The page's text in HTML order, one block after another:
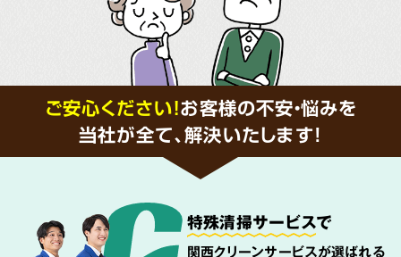
ご安心ください！お客様の不安・悩みを
当社が全て、解決いたします!
特殊清掃サービスで
関西クリーンサービスが選ばれる